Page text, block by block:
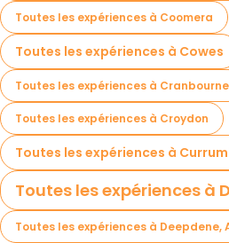
Toutes les expériences à Coomera
Toutes les expériences à Cowes
Toutes les expériences à Cranbourne
Toutes les expériences à Croydon
Toutes les expériences à
Toutes les expériences à
Toutes les expériences à